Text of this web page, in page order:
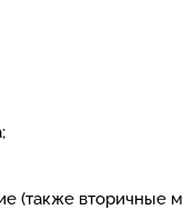
(также вторичные